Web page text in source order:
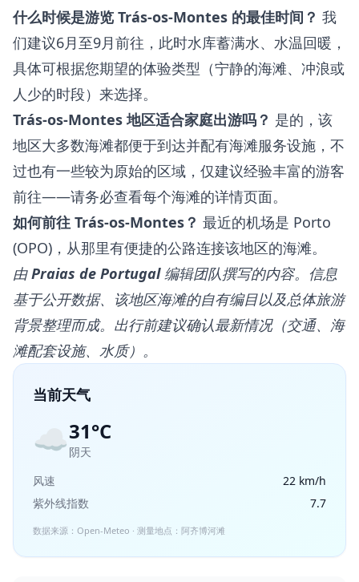
什么时候是游览 Trás-os-Montes 的最佳时间？ 我
们建议6月至9月前往，此时水库蓄满水、水温回暖，
具体可根据您期望的体验类型（宁静的海滩、冲浪或
人少的时段）来选择。
Trás-os-Montes 地区适合家庭出游吗？ 是的，该
地区大多数海滩都便于到达并配有海滩服务设施，不
过也有一些较为原始的区域，仅建议经验丰富的游客
前往——请务必查看每个海滩的详情页面。
如何前往 Trás-os-Montes？ 最近的机场是 Porto
(OPO)，从那里有便捷的公路连接该地区的海滩。
由Praias de Portugal编辑团队撰写的内容。信息
基于公开数据、该地区海滩的自有编目以及总体旅游
背景整理而成。出行前建议确认最新情况（交通、海
滩配套设施、水质）。
当前天气
☁️31°C
阴天
风速
22 km/h
紫外线指数
7.7
数据来源：Open-Meteo · 测量地点：阿齐博河滩